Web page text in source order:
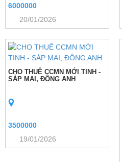
6000000
20/01/2026
CHO THUÊ CCMN MỚI TINH -
SÁP MAI, ĐÔNG ANH
3500000
19/01/2026